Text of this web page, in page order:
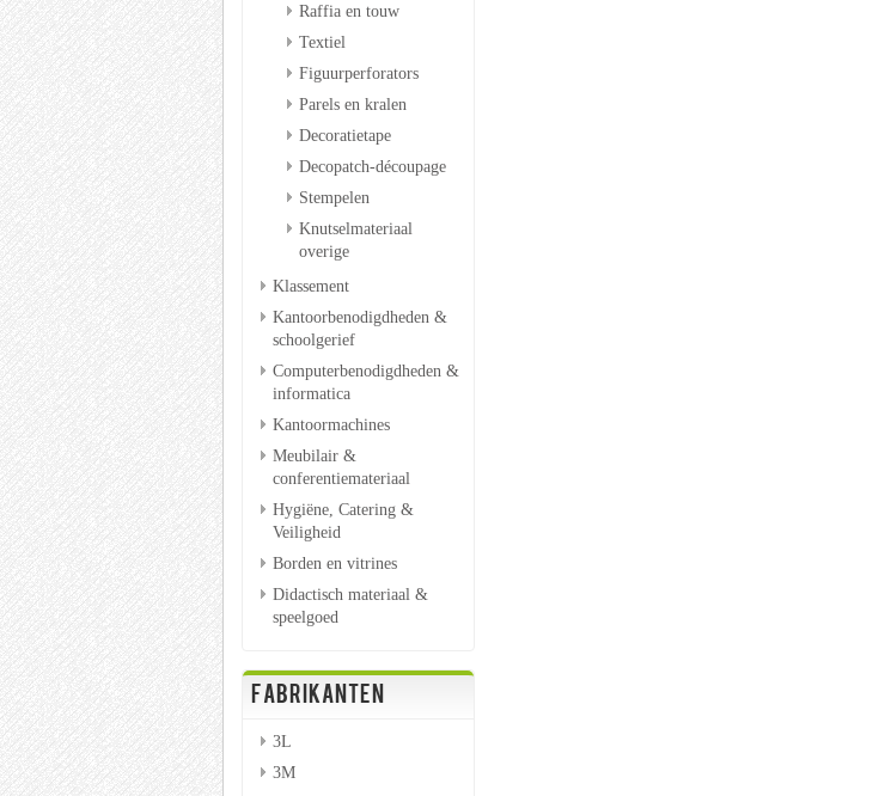
Raffia en touw
Textiel
Figuurperforators
Parels en kralen
Decoratietape
Decopatch-découpage
Stempelen
Knutselmateriaal
overige
Klassement
Kantoorbenodigdheden &
schoolgerief
Computerbenodigdheden &
informatica
Kantoormachines
Meubilair &
conferentiemateriaal
Hygiëne, Catering &
Veiligheid
Borden en vitrines
Didactisch materiaal &
speelgoed
FABRIKANTEN
3L
3M